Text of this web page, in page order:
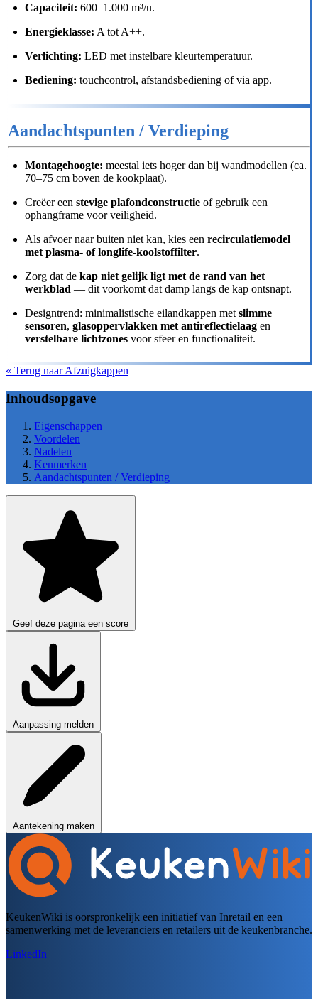
Capaciteit: 600–1.000 m³/u.
Energieklasse: A tot A++.
Verlichting: LED met instelbare kleurtemperatuur.
Bediening: touchcontrol, afstandsbediening of via app.
Aandachtspunten / Verdieping
Montagehoogte: meestal iets hoger dan bij wandmodellen (ca.
70–75 cm boven de kookplaat).
Creëer een stevige plafondconstructie of gebruik een
ophangframe voor veiligheid.
Als afvoer naar buiten niet kan, kies een recirculatiemodel
met plasma- of longlife-koolstoffilter.
Zorg dat de kap niet gelijk ligt met de rand van het
werkblad — dit voorkomt dat damp langs de kap ontsnapt.
Designtrend: minimalistische eilandkappen metslimme
sensoren, glasoppervlakken met antireflectielaag en
verstelbare lichtzones voor sfeer en functionaliteit.
« Terug naar Afzuigkappen
Inhoudsopgave
Eigenschappen
Voordelen
Nadelen
Kenmerken
Aandachtspunten / Verdieping
Geef deze pagina een score
Aanpassing melden
Aantekening maken
KeukenWiki is oorspronkelijk een initiatief van Inretail en een
samenwerking met de leveranciers en retailers uit de keukenbranche.
LinkedIn